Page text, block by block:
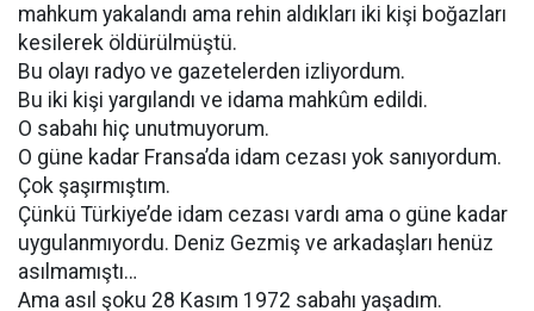
mahkum yakalandı ama rehin aldıkları iki kişi boğazları
kesilerek öldürülmüştü.
Bu olayı radyo ve gazetelerden izliyordum.
Bu iki kişi yargılandı ve idama mahkûm edildi.
O sabahı hiç unutmuyorum.
O güne kadar Fransa’da idam cezası yok sanıyordum.
Çok şaşırmıştım.
Çünkü Türkiye’de idam cezası vardı ama o güne kadar
uygulanmıyordu. Deniz Gezmiş ve arkadaşları henüz
asılmamıştı…
Ama asıl şoku 28 Kasım 1972 sabahı yaşadım.